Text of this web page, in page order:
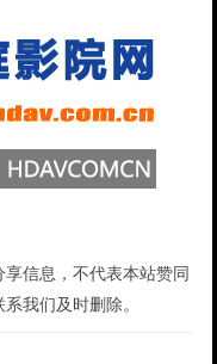
信息，不代表本站赞同
我们及时删除。